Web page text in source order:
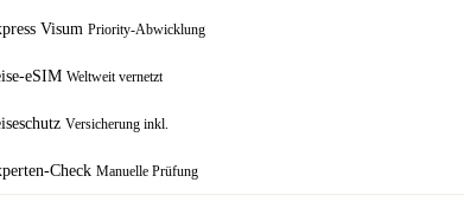
Visum Priority-Abwicklung
eSIM Weltweit vernetzt
Versicherung inkl.
Check Manuelle Prüfung